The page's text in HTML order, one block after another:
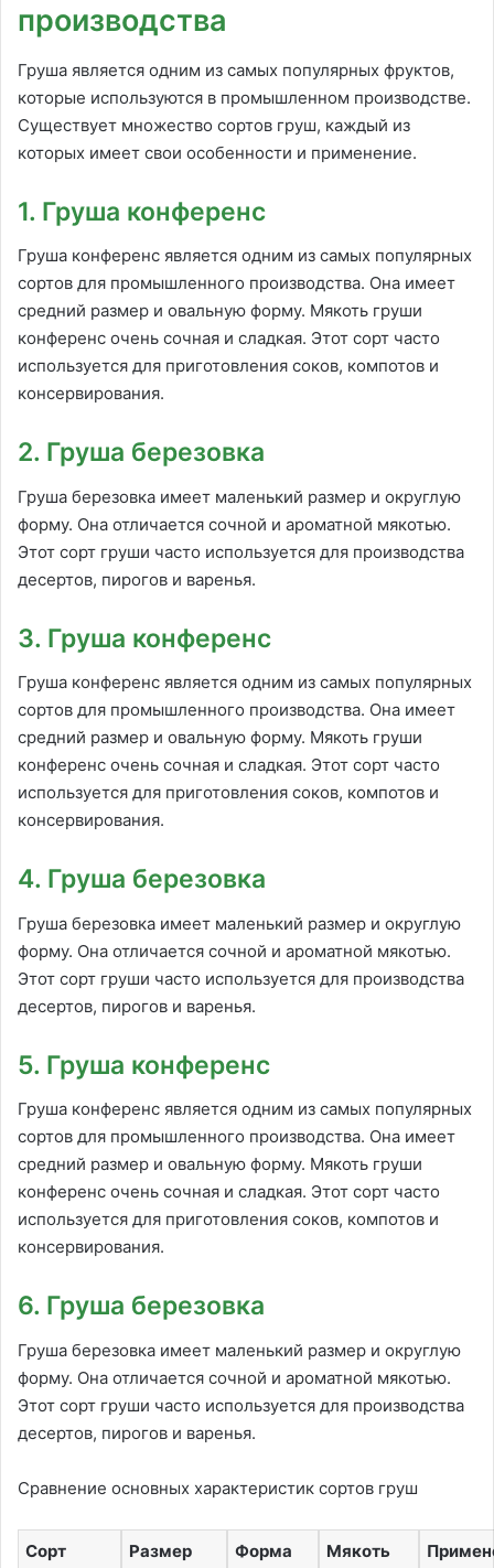
производства
Груша является одним из самых популярных фруктов,
которые используются в промышленном производстве.
Существует множество сортов груш, каждый из
которых имеет свои особенности и применение.
1. Груша конференс
Груша конференс является одним из самых популярных
сортов для промышленного производства. Она имеет
средний размер и овальную форму. Мякоть груши
конференс очень сочная и сладкая. Этот сорт часто
используется для приготовления соков, компотов и
консервирования.
2. Груша березовка
Груша березовка имеет маленький размер и округлую
форму. Она отличается сочной и ароматной мякотью.
Этот сорт груши часто используется для производства
десертов, пирогов и варенья.
3. Груша конференс
Груша конференс является одним из самых популярных
сортов для промышленного производства. Она имеет
средний размер и овальную форму. Мякоть груши
конференс очень сочная и сладкая. Этот сорт часто
используется для приготовления соков, компотов и
консервирования.
4. Груша березовка
Груша березовка имеет маленький размер и округлую
форму. Она отличается сочной и ароматной мякотью.
Этот сорт груши часто используется для производства
десертов, пирогов и варенья.
5. Груша конференс
Груша конференс является одним из самых популярных
сортов для промышленного производства. Она имеет
средний размер и овальную форму. Мякоть груши
конференс очень сочная и сладкая. Этот сорт часто
используется для приготовления соков, компотов и
консервирования.
6. Груша березовка
Груша березовка имеет маленький размер и округлую
форму. Она отличается сочной и ароматной мякотью.
Этот сорт груши часто используется для производства
десертов, пирогов и варенья.
Сравнение основных характеристик сортов груш
Сорт Размер Форма Мякоть